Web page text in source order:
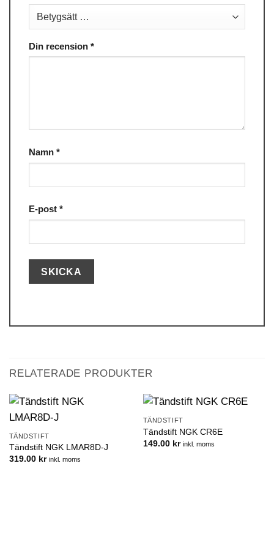
Din recension *
Namn *
E-post *
RELATERADE PRODUKTER
TÄNDSTIFT
Tändstift NGK LMAR8D-J
319.00 kr inkl. moms
TÄNDSTIFT
Tändstift NGK CR6E
149.00 kr inkl. moms